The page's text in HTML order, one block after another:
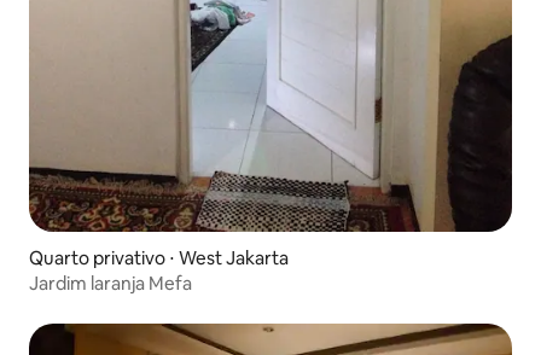
Quarto privativo ⋅ West Jakarta
Jardim laranja Mefa